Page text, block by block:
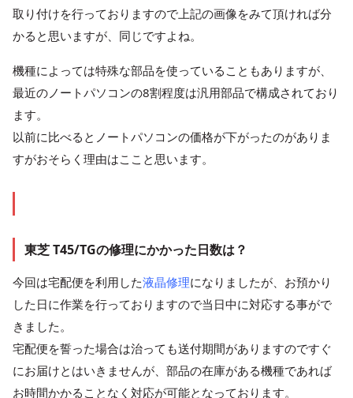
取り付けを行っておりますので上記の画像をみて頂ければ分
かると思いますが、同じですよね。
機種によっては特殊な部品を使っていることもありますが、
最近のノートパソコンの8割程度は汎用部品で構成されており
ます。
以前に比べるとノートパソコンの価格が下がったのがありま
すがおそらく理由はここと思います。
東芝 T45/TGの修理にかかった日数は？
今回は宅配便を利用した液晶修理になりましたが、お預かり
した日に作業を行っておりますので当日中に対応する事がで
きました。
宅配便を誓った場合は治っても送付期間がありますのですぐ
にお届けとはいきませんが、部品の在庫がある機種であれば
お時間かかることなく対応が可能となっております。